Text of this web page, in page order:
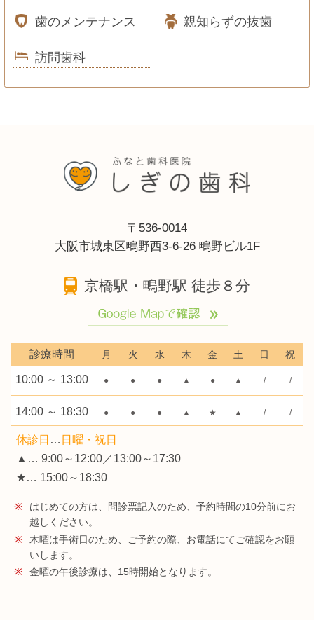
歯のメンテナンス 親知らずの抜歯
訪問歯科
〒536-0014
大阪市城東区鴫野西3-6-26 鴫野ビル1F
京橋駅・鴫野駅 徒歩８分
診療時間 月 火 水 木 金 土 日 祝
10:00 ～ 13:00 ● ● ● ▲ ● ▲ / /
14:00 ～ 18:30 ● ● ● ▲ ★ ▲ / /
休診日 … 日曜・祝日
▲… 9:00～12:00／13:00～17:30
★… 15:00～18:30
※ はじめての方は、問診票記入のため、予約時間の10分前にお
越しください。
※
木曜は手術日のため、ご予約の際、お電話にてご確認をお願
いします。
※
金曜の午後診療は、15時開始となります。